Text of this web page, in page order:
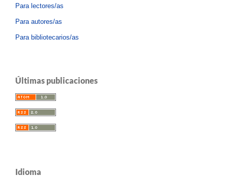
Para lectores/as
Para autores/as
Para bibliotecarios/as
Últimas publicaciones
Idioma